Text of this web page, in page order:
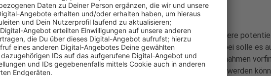
Außerdem soll Landrat Schuster nach dem Willen der Grünen weitere
Zweigstellen im östlichen Rhein-Sieg-Kreis ausfindig machen. Dabei solle es
dass der Rhein-Sieg-Kreis die Kosten für notwendige Umbaumaßnahmen
könne noch dauern, bis die Impfungen in Arztpraxen durchgeführt werden